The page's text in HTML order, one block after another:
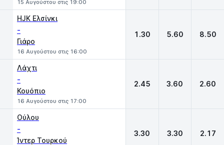
15 Αυγούστου στις 19:00
HJK Ελσίνκι
-
Γιάρο
16 Αυγούστου στις 16:00
1.30 5.60 8.50
Λάχτι
-
Κουόπιο
16 Αυγούστου στις 17:00
2.45 3.60 2.60
Ούλου
-
Ίντερ Τουρκού
3.30 3.30 2.17